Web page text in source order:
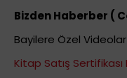
Bizden Haberber (
Bayilere Özel Videolar
Kitap Satış Sertifikası